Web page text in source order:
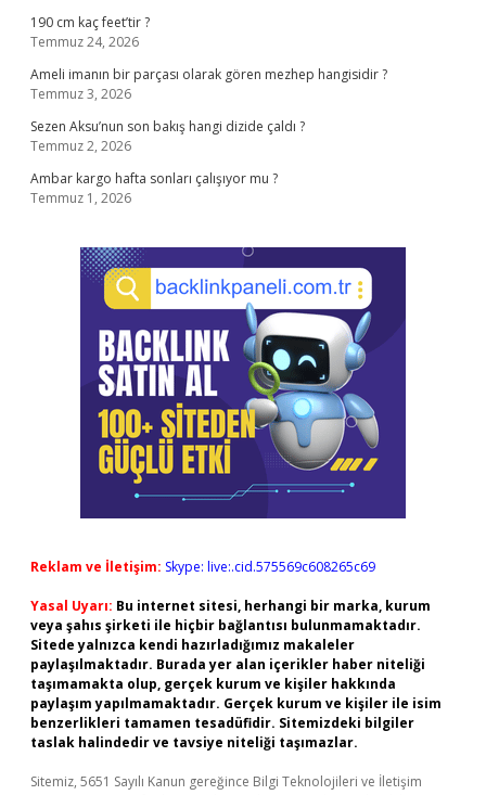
190 cm kaç feet’tir ?
Temmuz 24, 2026
Ameli imanın bir parçası olarak gören mezhep hangisidir ?
Temmuz 3, 2026
Sezen Aksu’nun son bakış hangi dizide çaldı ?
Temmuz 2, 2026
Ambar kargo hafta sonları çalışıyor mu ?
Temmuz 1, 2026
Reklam ve İletişim: Skype: live:.cid.575569c608265c69
Yasal Uyarı: Bu internet sitesi, herhangi bir marka, kurum
veya şahıs şirketi ile hiçbir bağlantısı bulunmamaktadır.
Sitede yalnızca kendi hazırladığımız makaleler
paylaşılmaktadır. Burada yer alan içerikler haber niteliği
taşımamakta olup, gerçek kurum ve kişiler hakkında
paylaşım yapılmamaktadır. Gerçek kurum ve kişiler ile isim
benzerlikleri tamamen tesadüfidir. Sitemizdeki bilgiler
taslak halindedir ve tavsiye niteliği taşımazlar.
Sitemiz, 5651 Sayılı Kanun gereğince Bilgi Teknolojileri ve İletişim